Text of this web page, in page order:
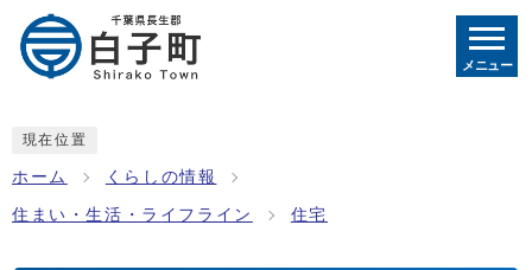
メニュー
現在位置
ホーム くらしの情報
住まい・生活・ライフライン 住宅